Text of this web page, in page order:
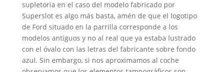
supletoria en el caso del modelo fabricado por
Superslot es algo más basta, amén de que el logotipo
de Ford situado en la parrilla corresponde a los
modelos antiguos y no al real que ya estaba lustrado
con el óvalo con las letras del fabricante sobre fondo
azul. Sin embargo, si nos aproximamos al coche